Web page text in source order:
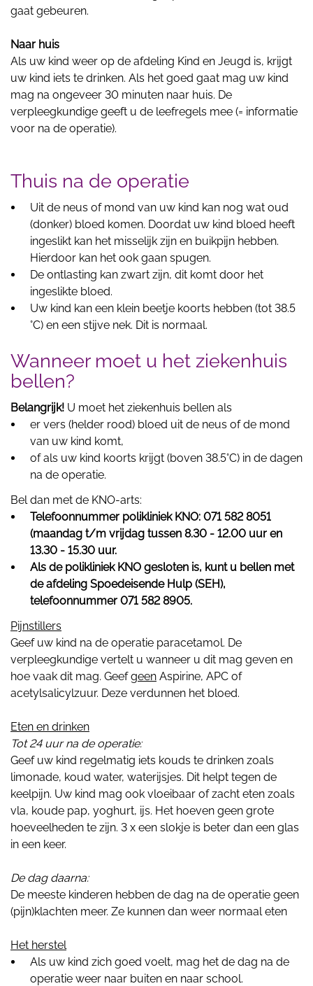
gaat gebeuren.
Naar huis
Als uw kind weer op de afdeling Kind en Jeugd is, krijgt
uw kind iets te drinken. Als het goed gaat mag uw kind
mag na ongeveer 30 minuten naar huis. De
verpleegkundige geeft u de leefregels mee (= informatie
voor na de operatie).
Thuis na de operatie
Uit de neus of mond van uw kind kan nog wat oud
(donker) bloed komen. Doordat uw kind bloed heeft
ingeslikt kan het misselijk zijn en buikpijn hebben.
Hierdoor kan het ook gaan spugen.
De ontlasting kan zwart zijn, dit komt door het
ingeslikte bloed.
Uw kind kan een klein beetje koorts hebben (tot 38.5
°C) en een stijve nek. Dit is normaal.
Wanneer moet u het ziekenhuis
bellen?
Belangrijk! U moet het ziekenhuis bellen als
er vers (helder rood) bloed uit de neus of de mond
van uw kind komt,
of als uw kind koorts krijgt (boven 38.5°C) in de dagen
na de operatie.
Bel dan met de KNO-arts:
Telefoonnummer polikliniek KNO: 071 582 8051
(maandag t/m vrijdag tussen 8.30 - 12.00 uur en
13.30 - 15.30 uur.
Als de polikliniek KNO gesloten is, kunt u bellen met
de afdeling Spoedeisende Hulp (SEH),
telefoonnummer 071 582 8905.
Pijnstillers
Geef uw kind na de operatie paracetamol. De
verpleegkundige vertelt u wanneer u dit mag geven en
hoe vaak dit mag. Geefgeen Aspirine, APC of
acetylsalicylzuur. Deze verdunnen het bloed.
Eten en drinken
Tot 24 uur na de operatie:
Geef uw kind regelmatig iets kouds te drinken zoals
limonade, koud water, waterijsjes. Dit helpt tegen de
keelpijn. Uw kind mag ook vloeibaar of zacht eten zoals
vla, koude pap, yoghurt, ijs. Het hoeven geen grote
hoeveelheden te zijn. 3 x een slokje is beter dan een glas
in een keer.
De dag daarna:
De meeste kinderen hebben de dag na de operatie geen
(pijn)klachten meer. Ze kunnen dan weer normaal eten
Het herstel
Als uw kind zich goed voelt, mag het de dag na de
operatie weer naar buiten en naar school.